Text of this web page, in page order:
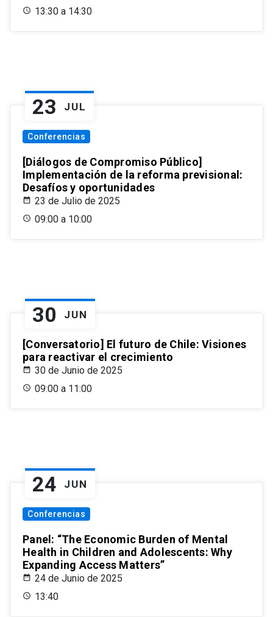
13:30 a 14:30
23 JUL
Conferencias
[Diálogos de Compromiso Público]
Implementación de la reforma previsional:
Desafíos y oportunidades
23 de Julio de 2025
09:00 a 10:00
30 JUN
[Conversatorio] El futuro de Chile: Visiones
para reactivar el crecimiento
30 de Junio de 2025
09:00 a 11:00
24 JUN
Conferencias
Panel: “The Economic Burden of Mental
Health in Children and Adolescents: Why
Expanding Access Matters”
24 de Junio de 2025
13:40